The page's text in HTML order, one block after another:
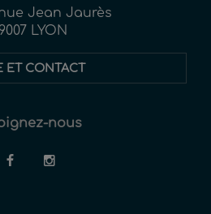
Jean Jaurès
LYON
ET CONTACT
nous